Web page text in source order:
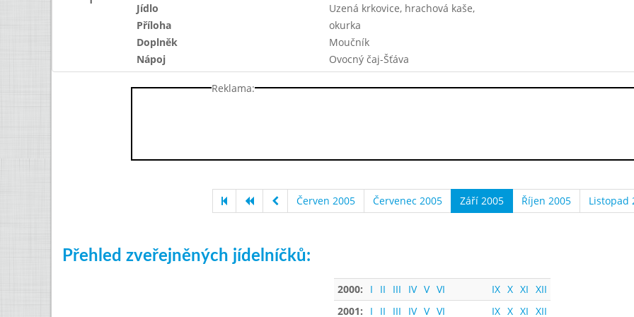
Jídlo
Uzená krkovice, hrachová kaše,
Příloha
okurka
Doplněk
Moučník
Nápoj
Ovocný čaj-Šťáva
Reklama:
Červen 2005 Červenec 2005 Září 2005 Říjen 2005 Listopad
Přehled zveřejněných jídelníčků:
2000: I II III IV V VI IX X XI XII
2001:
I II III IV V VI IX X XI XII